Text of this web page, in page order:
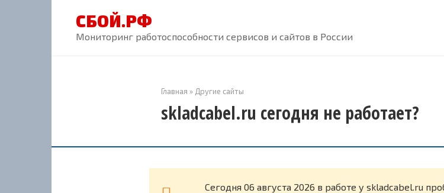
СБОЙ.РФ
Мониторинг работоспособности сервисов и сайтов в России
Главная » Другие сайты
skladcabel.ru сегодня не работает?
Cегодня 06 августа 2026 в работе у skladcabel.ru